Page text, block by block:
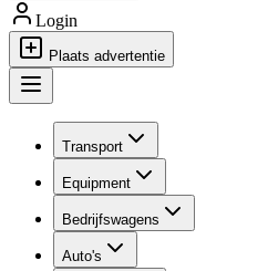
Login
Plaats advertentie
Transport
Equipment
Bedrijfswagens
Auto's